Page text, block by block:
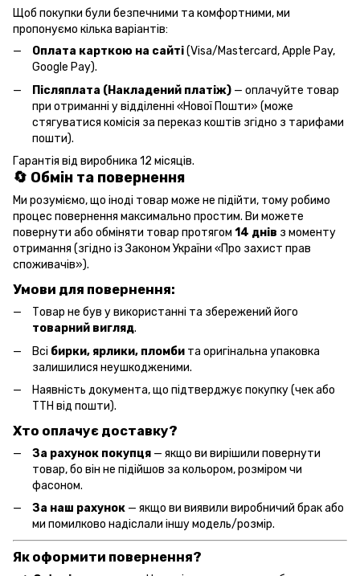
Щоб покупки були безпечними та комфортними, ми
пропонуємо кілька варіантів:
Оплата карткою на сайті(Visa/Mastercard, Apple Pay,
Google Pay).
Післяплата (Накладений платіж) — оплачуйте товар
при отриманні у відділенні «Нової Пошти» (може
стягуватися комісія за переказ коштів згідно з тарифами
пошти).
Гарантія від виробника 12 місяців.
🔄 Обмін та повернення
Ми розуміємо, що іноді товар може не підійти, тому робимо
процес повернення максимально простим. Ви можете
повернути або обміняти товар протягом 14 днів з моменту
отримання (згідно із Законом України «Про захист прав
споживачів»).
Умови для повернення:
Товар не був у використанні та збережений його
товарний вигляд.
Всі бирки, ярлики, пломби та оригінальна упаковка
залишилися неушкодженими.
Наявність документа, що підтверджує покупку (чек або
ТТН від пошти).
Хто оплачує доставку?
За рахунок покупця — якщо ви вирішили повернути
товар, бо він не підійшов за кольором, розміром чи
фасоном.
За наш рахунок — якщо ви виявили виробничий брак або
ми помилково надіслали іншу модель/розмір.
Як оформити повернення?